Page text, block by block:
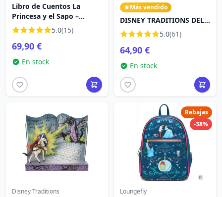
Libro de Cuentos La
Princesa y el Sapo –
Disney Traditions
5.0(15)
69,90 €
En stock
Más vendido
DISNEY TRADITIONS DEL
STORYBOOK DE LA BELLA
Y LA BESTIA
5.0(61)
64,90 €
En stock
Disney Traditions
Rebajas
-38%
Loungefly